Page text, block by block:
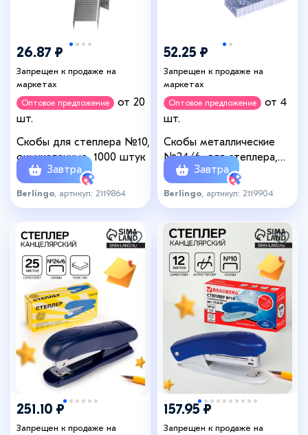
26.87 ₽
Запрещен к продаже на
маркетах
Оптовое предложение
от 20
шт.
Скобы для степлера №10,
оцинкованные, 1000 штук
Завтра
Berlingo , артикул: 2119864
52.25 ₽
Запрещен к продаже на
маркетах
Оптовое предложение
от 4
шт.
Скобы металлические
№24/6, для степлера,
1000 шт., оцинкованные
Завтра
Berlingo , артикул: 2119904
251.10 ₽
Запрещен к продаже на
+1
157.95 ₽
Запрещен к продаже на